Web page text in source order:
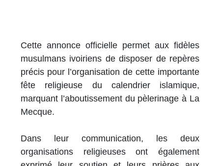
Cette annonce officielle permet aux fidèles
musulmans ivoiriens de disposer de repères
précis pour l’organisation de cette importante
fête religieuse du calendrier islamique,
marquant l’aboutissement du pèlerinage à La
Mecque.
Dans leur communication, les deux
organisations religieuses ont également